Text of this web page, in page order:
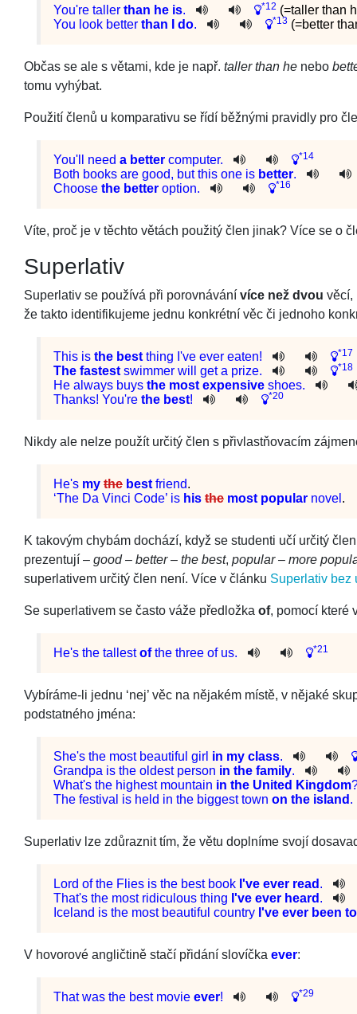
You're taller than he is. *12 (=taller than
You look better than do. *13 (=better
Občas se ale s větami, kde je např. taller than he nebo
tomu vyhýbat.
Použití členů u komparativu se řídí běžnými pravidly pro
You'll need a better computer. *14
Both books are good, but this one is better.
Choose the better option. *16
Víte, proč je v těchto větách použitý člen jinak? Více se o
Superlativ
Superlativ se používá při porovnávání více než dvou věcí,
že takto identifikujeme jednu konkrétní věc či jednoho
This is the best thing 've ever eaten! *17
The fastest swimmer will get a prize. *18
He always buys the most expensive shoes.
Thanks! You're the best! *20
Nikdy ale nelze použít určitý člen s přivlastňovacím
He's my the best friend.
‘The Da Vinci Code’ is his the most popular novel .
K takovým chybám dochází, když se studenti učí určitý
prezentují – good – better – the best, popular – more
superlativem určitý člen není. Více v článku Superlativ bez
Se superlativem se často váže předložka of, pomocí které
He's the tallest of the three of us. *21
Vybíráme-li jednu ‘nej’ věc na nějakém místě, v nějaké
podstatného jména:
She's the most beautiful girl in my class.
Grandpa is the oldest person in the family.
What's the highest mountain in the United Kingdom
The festival is held in the biggest town on the island .
Superlativ lze zdůraznit tím, že větu doplníme svojí
Lord of the Flies is the best book 've ever read .
That's the most ridiculous thing 've ever heard .
Iceland is the most beautiful country 've ever been to
V hovorové angličtině stačí přidání slovíčka ever:
That was the best movie ever! *29